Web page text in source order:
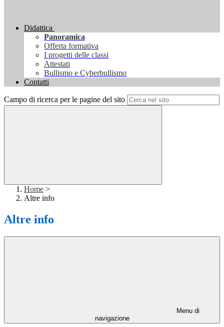
Didattica
Panoramica
Offerta formativa
I progetti delle classi
Attestati
Bullismo e Cyberbullismo
Contatti
Campo di ricerca per le pagine del sito
Home >
Altre info
Altre info
Menu di
navigazione